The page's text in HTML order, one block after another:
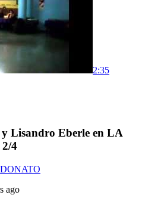
2:35
Lisandro Eberle en LA
4
ago